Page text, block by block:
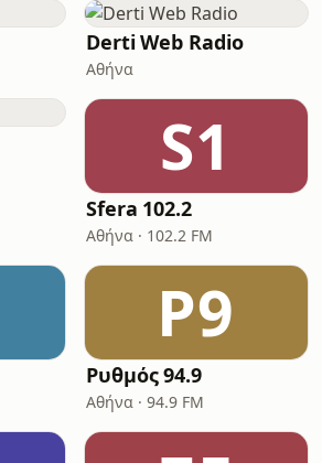
Derti Web Radio
Αθήνα
S1
Sfera 102.2
Αθήνα · 102.2 FM
Ρ9
Ρυθμός 94.9
Αθήνα · 94.9 FM